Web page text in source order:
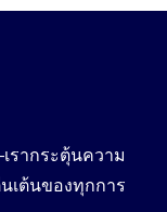
รากระตุ้นความ
เต้นของทุกการ